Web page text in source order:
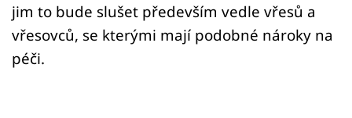
jim to bude slušet především vedle vřesů a
vřesovců, se kterými mají podobné nároky na
péči.